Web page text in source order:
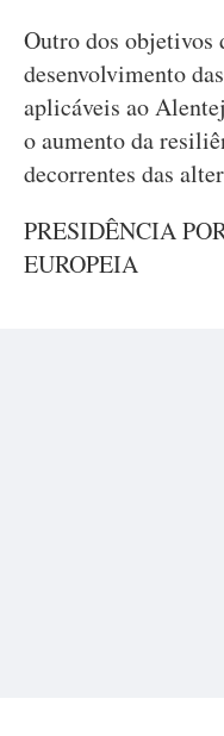
Outro dos objetivos
desenvolvimento
aplicáveis ao
o aumento da
decorrentes das
PRESIDÊNCIA
EUROPEIA